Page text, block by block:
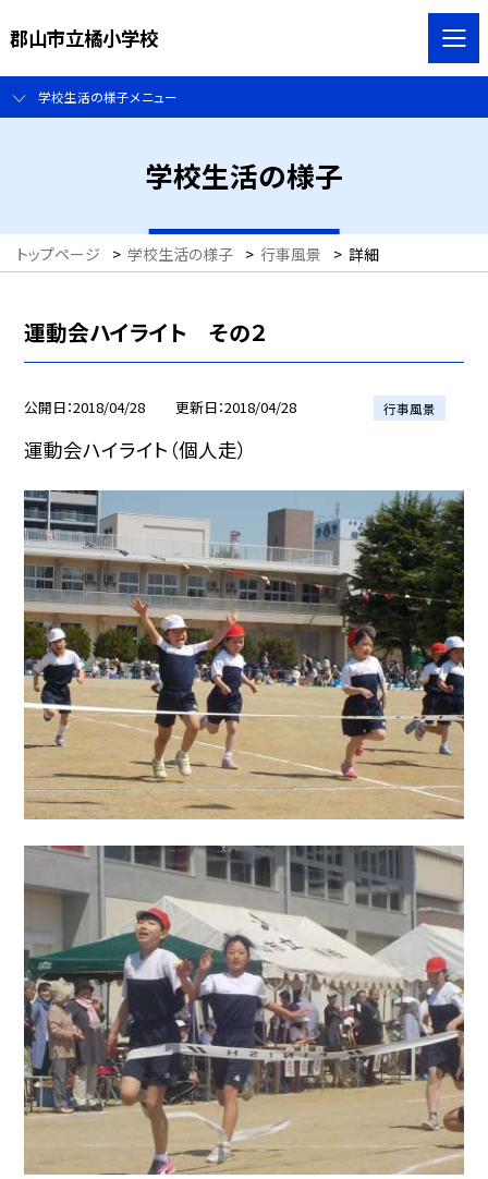
郡山市立橘小学校
学校生活の様子メニュー
学校生活の様子
トップページ > 学校生活の様子 > 行事風景 > 詳細
運動会ハイライト その２
公開日 2018/04/28 更新日 2018/04/28 行事風景
運動会ハイライト（個人走）